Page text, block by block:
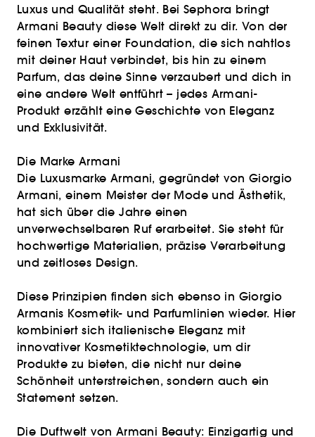
Luxus und Qualität steht. Bei Sephora bringt
Armani Beauty diese Welt direkt zu dir. Von der
feinen Textur einer Foundation, die sich nahtlos
mit deiner Haut verbindet, bis hin zu einem
Parfum, das deine Sinne verzaubert und dich in
eine andere Welt entführt – jedes Armani-
Produkt erzählt eine Geschichte von Eleganz
und Exklusivität.
Die Marke Armani
Die Luxusmarke Armani, gegründet von Giorgio
Armani, einem Meister der Mode und Ästhetik,
hat sich über die Jahre einen
unverwechselbaren Ruf erarbeitet. Sie steht für
hochwertige Materialien, präzise Verarbeitung
und zeitloses Design.
Diese Prinzipien finden sich ebenso in Giorgio
Armanis Kosmetik- und Parfumlinien wieder. Hier
kombiniert sich italienische Eleganz mit
innovativer Kosmetiktechnologie, um dir
Produkte zu bieten, die nicht nur deine
Schönheit unterstreichen, sondern auch ein
Statement setzen.
Die Duftwelt von Armani Beauty: Einzigartig und